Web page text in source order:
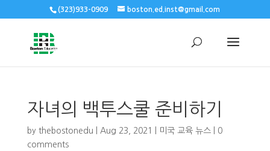
(323)933-0909 boston.ed.inst@gmail.com
자녀의 백투스쿨 준비하기
by thebostonedu Aug 23, 2021 미국 교육 뉴스| 0
comments